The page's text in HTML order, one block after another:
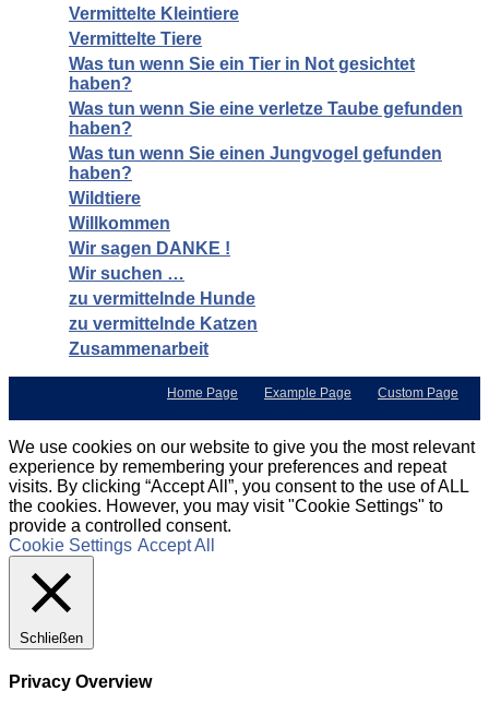
Vermittelte Kleintiere
Vermittelte Tiere
Was tun wenn Sie ein Tier in Not gesichtet
haben?
Was tun wenn Sie eine verletze Taube gefunden
haben?
Was tun wenn Sie einen Jungvogel gefunden
haben?
Wildtiere
Willkommen
Wir sagen DANKE !
Wir suchen …
zu vermittelnde Hunde
zu vermittelnde Katzen
Zusammenarbeit
Home Page Example Page Custom Page
We use cookies on our website to give you the most relevant
experience by remembering your preferences and repeat
visits. By clicking “Accept All”, you consent to the use of ALL
the cookies. However, you may visit "Cookie Settings" to
provide a controlled consent.
Cookie Settings Accept All
Schließen
Privacy Overview